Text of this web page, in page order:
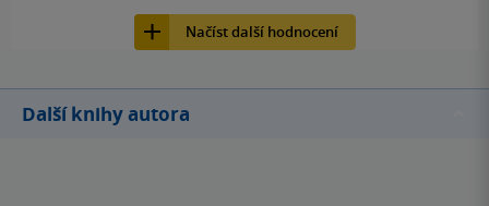
Načíst další hodnocení
Další knihy autora